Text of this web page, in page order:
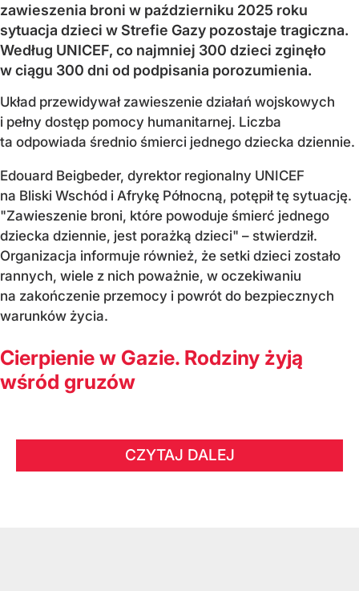
zawieszenia broni w październiku 2025 roku
sytuacja dzieci w Strefie Gazy pozostaje tragiczna.
Według UNICEF, co najmniej 300 dzieci zginęło
w ciągu 300 dni od podpisania porozumienia.
Układ przewidywał zawieszenie działań wojskowych
i pełny dostęp pomocy humanitarnej. Liczba
ta odpowiada średnio śmierci jednego dziecka dziennie.
Edouard Beigbeder, dyrektor regionalny UNICEF
na Bliski Wschód i Afrykę Północną, potępił tę sytuację.
"Zawieszenie broni, które powoduje śmierć jednego
dziecka dziennie, jest porażką dzieci" – stwierdził.
Organizacja informuje również, że setki dzieci zostało
rannych, wiele z nich poważnie, w oczekiwaniu
na zakończenie przemocy i powrót do bezpiecznych
warunków życia.
Cierpienie w Gazie. Rodziny żyją
wśród gruzów
CZYTAJ DALEJ